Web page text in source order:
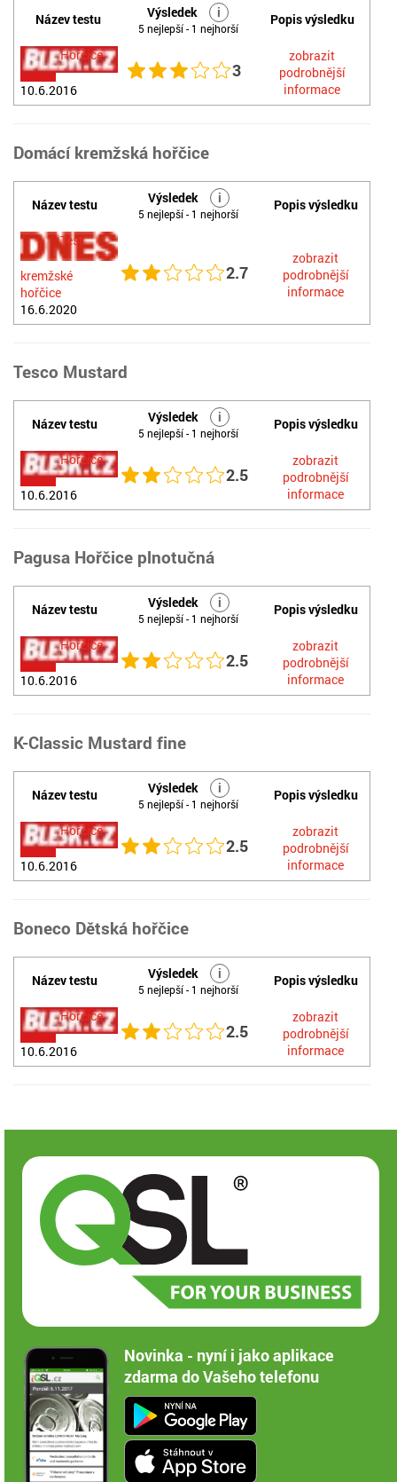
Název testu Výsledek i
5 nejlepší - 1 nejhorší
Popis výsledku
Hořčice
10.6.2016
3
zobrazit
podrobnější
informace
Domácí kremžská hořčice
Název testu Výsledek i
5 nejlepší - 1 nejhorší
Popis výsledku
Test
kremžské
hořčice
16.6.2020
2.7
zobrazit
podrobnější
informace
Tesco Mustard
Název testu Výsledek i
5 nejlepší - 1 nejhorší
Popis výsledku
Hořčice
10.6.2016
2.5
zobrazit
podrobnější
informace
Pagusa Hořčice plnotučná
Název testu Výsledek i
5 nejlepší - 1 nejhorší
Popis výsledku
Hořčice
10.6.2016
2.5
zobrazit
podrobnější
informace
K-Classic Mustard fine
Název testu Výsledek i
5 nejlepší - 1 nejhorší
Popis výsledku
Hořčice
10.6.2016
2.5
zobrazit
podrobnější
informace
Boneco Dětská hořčice
Název testu Výsledek i
5 nejlepší - 1 nejhorší
Popis výsledku
Hořčice
10.6.2016
2.5
zobrazit
podrobnější
informace
Novinka - nyní i jako aplikace
zdarma do Vašeho telefonu